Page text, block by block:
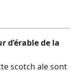
d’érable de la
scotch ale sont